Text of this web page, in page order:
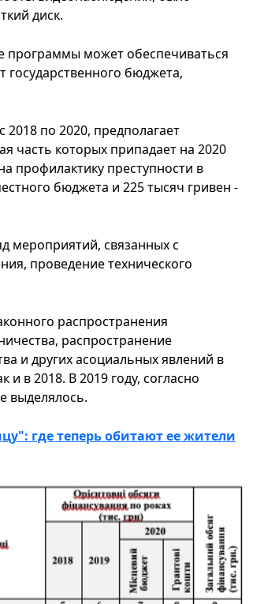
диск.
программы может обеспечиваться
государственного бюджета,
по 2020, предполагает
часть которых припадает на 2020
профилактику преступности в
бюджета и 225 тысяч гривен -
мероприятий, связанных с
проведение технического
распространения
распространение
и других асоциальных явлений в
и в 2018. В 2019 году, согласно
выделялось.
где теперь обитают ее жители